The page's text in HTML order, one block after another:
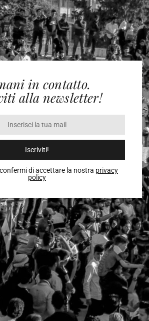
in contatto.
alla newsletter!
Iscriviti!
di accettare la nostra privacy
policy